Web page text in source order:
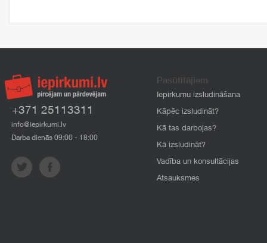
+371 25113311
info@iepirkumi.lv
Darba dienās 09:00 - 18:00
Pasūtītājiem
Iepirkumu izsludināšana
Kāpēc izsludināt?
Kā tas darbojas?
Kā izsludināt?
Vadība un konsultācijas
Atsauksmes